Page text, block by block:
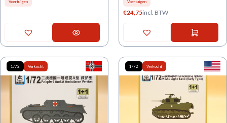
Voertuigen Voertuigen
€24,75incl. BTW
1/72 Verkocht 1/72 Verkocht